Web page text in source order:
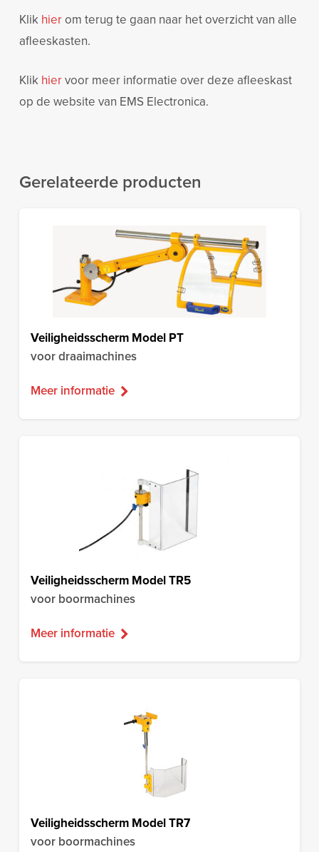
Klik hierom terug te gaan naar het overzicht van alle
afleeskasten.
Klik hiervoor meer informatie over deze afleeskast
op de website van EMS Electronica.
Gerelateerde producten
Veiligheidsscherm Model PT
voor draaimachines
Meer informatie
Veiligheidsscherm Model TR5
voor boormachines
Meer informatie
Veiligheidsscherm Model TR7
voor boormachines